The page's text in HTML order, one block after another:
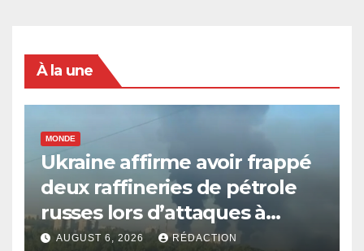
À la une
MONDE
Ukraine affirme avoir frappé
deux raffineries de pétrole
russes lors d’attaques à
longue portée
AUGUST 6, 2026 RÉDACTION